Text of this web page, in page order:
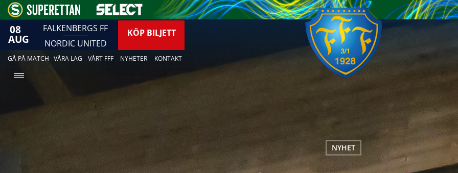
08
AUG
FALKENBERGS FF
NORDIC UNITED
KÖP BILJETT
GÅ PÅ MATCH VÅRA LAG VÅRT FFF NYHETER KONTAKT
NYHET